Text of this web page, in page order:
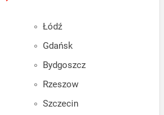
Łódź
Gdańsk
Bydgoszcz
Rzeszow
Szczecin